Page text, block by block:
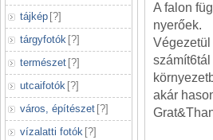
tájkép [?]
tárgyfotók [?]
természet [?]
utcaifotók [?]
város, építészet [?]
vízalatti fotók [?]
A falon
nyerőek.
akár